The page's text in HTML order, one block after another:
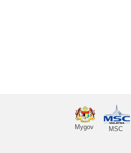
Mygov MSC